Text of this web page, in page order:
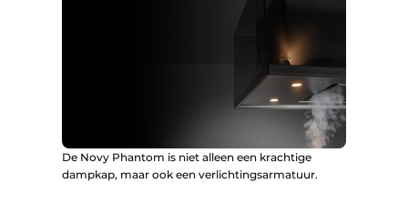
De Novy Phantom is niet alleen een krachtige
dampkap, maar ook een verlichtingsarmatuur.